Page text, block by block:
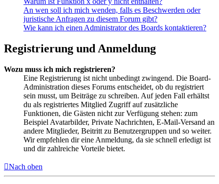
An wen soll ich mich wenden, falls es Beschwerden oder
juristische Anfragen zu diesem Forum gibt?
Wie kann ich einen Administrator des Boards kontaktieren?
Registrierung und Anmeldung
Wozu muss ich mich registrieren?
Eine Registrierung ist nicht unbedingt zwingend. Die Board-
Administration dieses Forums entscheidet, ob du registriert
sein musst, um Beiträge zu schreiben. Auf jeden Fall erhältst
du als registriertes Mitglied Zugriff auf zusätzliche
Funktionen, die Gästen nicht zur Verfügung stehen: zum
Beispiel Avatarbilder, Private Nachrichten, E-Mail-Versand an
andere Mitglieder, Beitritt zu Benutzergruppen und so weiter.
Wir empfehlen dir eine Anmeldung, da sie schnell erledigt ist
und dir zahlreiche Vorteile bietet.
Nach oben